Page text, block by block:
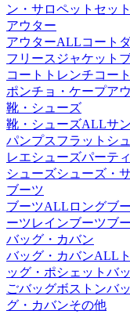
ン・サロペット セッ
アウター
アウターALLコート
フリースジャケット
コート トレンチコート
ポンチョ・ケープア
靴・シューズ
靴・シューズALLサ
パンプスフラットシ
レエシューズパーテ
シューズシューズ・
ブーツ
ブーツALL ロングブ
ーツレインブーツブ
バッグ・カバン
バッグ・カバンALL
ッグ・ポシェット バ
ごバッグボストンバ
グ・カバンその他